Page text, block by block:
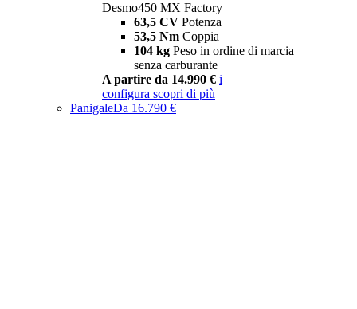
Desmo450 MX Factory
63,5 CV Potenza
53,5 Nm Coppia
104 kg Peso in ordine di marcia
senza carburante
A partire da 14.990 € i
configura scopri di più
PanigaleDa 16.790 €